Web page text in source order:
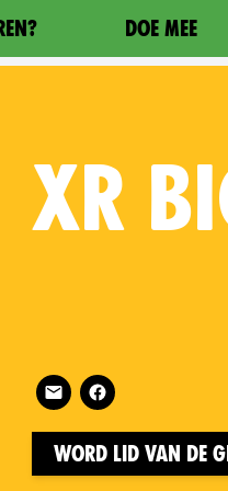
DOE MEE
XR
Follow XR Bicester on
Word lid van de